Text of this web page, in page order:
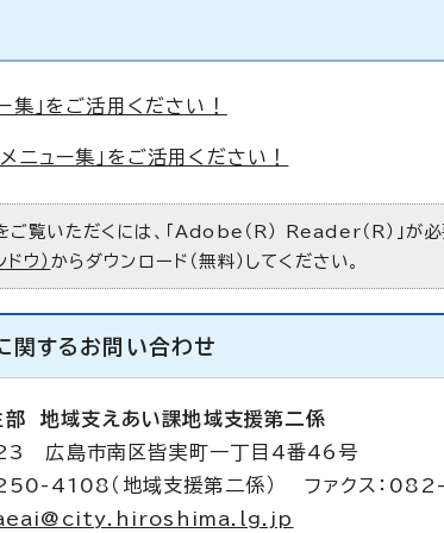
集」をご活用ください！
ニュー集」をご活用ください！
ご覧いただくには、「Adobe（R） Reader（R）」が
ウ） からダウンロード（無料）してください。
関する お問い合わせ
部地域支えあい課地域支援第二係
広島市南区皆実町一丁目4番46号
4108（地域支援第二係） ファクス：